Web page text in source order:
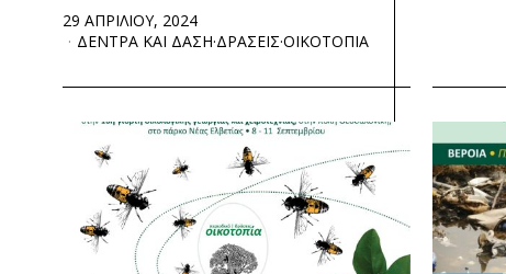
29 ΑΠΡΙΛΙΟΥ, 2024
ΔΕΝΤΡΑ ΚΑΙ ΔΑΣΗ·ΔΡΑΣΕΙΣ·ΟΙΚΟΤΟΠΙΑ